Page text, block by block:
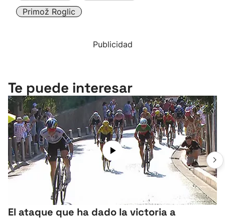
Primož Roglic
Publicidad
Te puede interesar
El ataque que ha dado la victoria a